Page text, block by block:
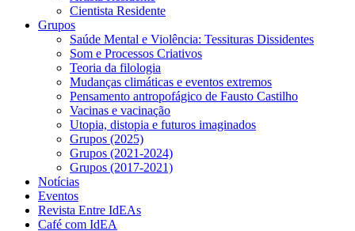
Cientista Residente
Grupos
Saúde Mental e Violência: Tessituras Dissidentes
Som e Processos Criativos
Teoria da filologia
Mudanças climáticas e eventos extremos
Pensamento antropofágico de Fausto Castilho
Vacinas e vacinação
Utopia, distopia e futuros imaginados
Grupos (2025)
Grupos (2021-2024)
Grupos (2017-2021)
Notícias
Eventos
Revista Entre IdEAs
Café com IdEA